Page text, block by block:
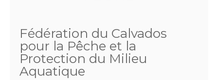
Fédération du Calvados
pour la Pêche et la
Protection du Milieu
Aquatique